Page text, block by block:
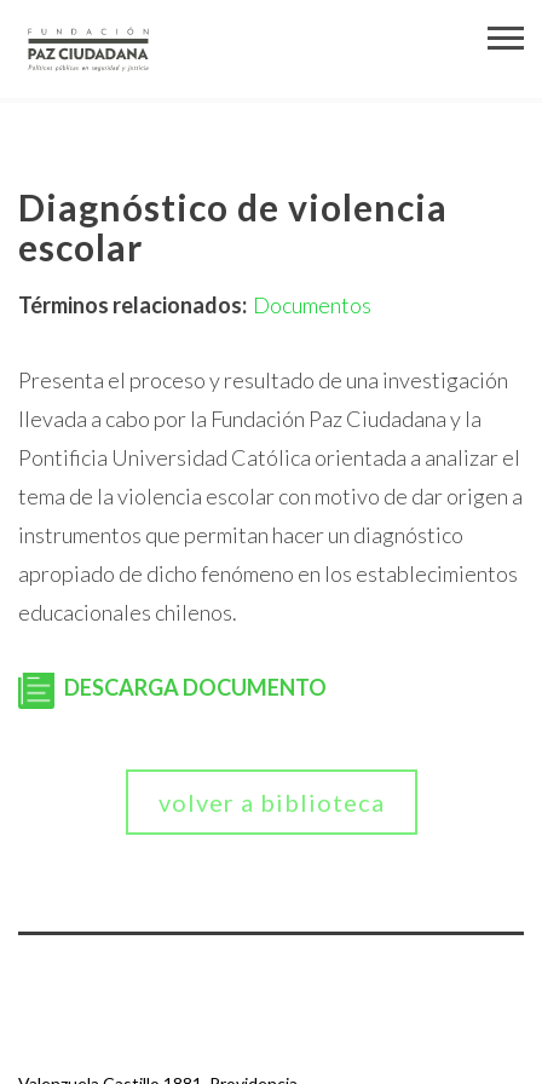
Diagnóstico de violencia
escolar
Términos relacionados: Documentos
Presenta el proceso y resultado de una investigación
llevada a cabo por la Fundación Paz Ciudadana y la
Pontificia Universidad Católica orientada a analizar el
tema de la violencia escolar con motivo de dar origen a
instrumentos que permitan hacer un diagnóstico
apropiado de dicho fenómeno en los establecimientos
educacionales chilenos.
DESCARGA DOCUMENTO
volver a biblioteca